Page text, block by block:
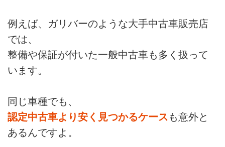
例えば、ガリバーのような大手中古車販売店
では、
整備や保証が付いた一般中古車も多く扱って
います。
同じ車種でも、
認定中古車より安く見つかるケースも意外と
あるんですよ。